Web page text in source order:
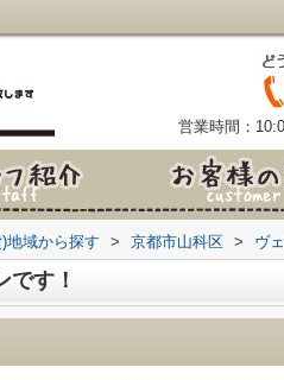
営業時間：
地域から探す > 京都市山科区 > ヴ
す！